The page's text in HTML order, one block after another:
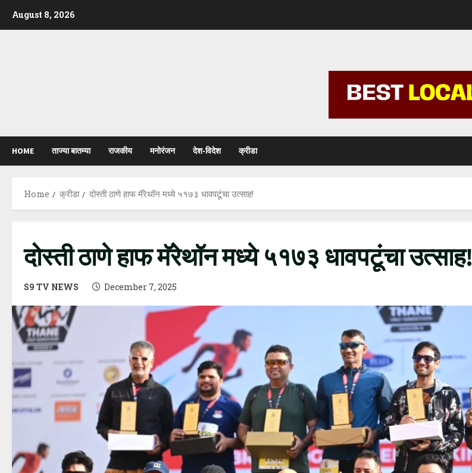
August 8, 2026
HOME ताज्या बातम्या राजकीय मनोरंजन देश-विदेश क्रीडा
Home क्रीडा दोस्ती ठाणे हाफ मॅरेथॉन मध्ये ५१७३ धावपटूंचा उत्साह!
दोस्ती ठाणे हाफ मॅरेथॉन मध्ये ५१७३ धावपटूंचा उत्साह!
S9 TV NEWS December 7, 2025